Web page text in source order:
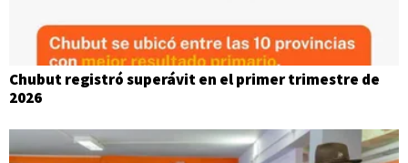
Chubut registró superávit en el primer trimestre de
2026